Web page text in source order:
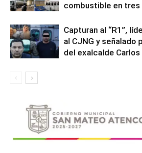
combustible en
Capturan al “R1”,
al CJNG y señalado
del exalcalde Carlos